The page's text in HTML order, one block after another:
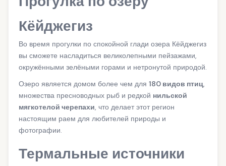
Кёйджегиз
Во время прогулки по спокойной глади озера Кёйджегиз
вы сможете насладиться великолепными пейзажами,
окружёнными зелёными горами и нетронутой природой.
Озеро является домом более чем для 180 видов птиц,
множества пресноводных рыб и редкой нильской
мягкотелой черепахи, что делает этот регион
настоящим раем для любителей природы и
фотографии.
Термальные источники